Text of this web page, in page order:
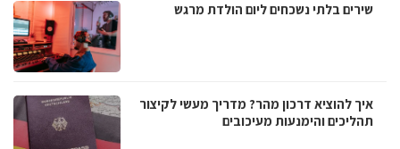
שירים בלתי נשכחים ליום הולדת מרגש
איך להוציא דרכון מהר? מדריך מעשי לקיצור
תהליכים והימנעות מעיכובים